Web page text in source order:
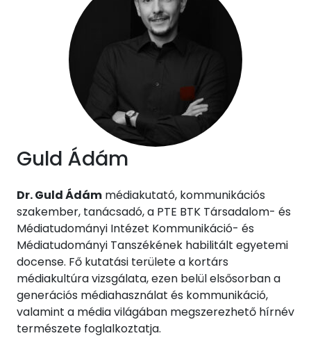
Guld Ádám
Dr. Guld Ádám médiakutató, kommunikációs
szakember, tanácsadó, a PTE BTK Társadalom- és
Médiatudományi Intézet Kommunikáció- és
Médiatudományi Tanszékének habilitált egyetemi
docense. Fő kutatási területe a kortárs
médiakultúra vizsgálata, ezen belül elsősorban a
generációs médiahasználat és kommunikáció,
valamint a média világában megszerezhető hírnév
természete foglalkoztatja.